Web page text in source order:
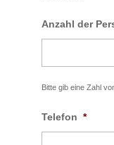
Anzahl der
Bitte gib eine Zahl
Telefon *